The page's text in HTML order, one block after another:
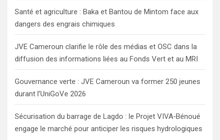
Santé et agriculture : Baka et Bantou de Mintom face aux
dangers des engrais chimiques
JVE Cameroun clarifie le rôle des médias et OSC dans la
diffusion des informations liées au Fonds Vert et au MRI
Gouvernance verte : JVE Cameroun va former 250 jeunes
durant l’UniGoVe 2026
Sécurisation du barrage de Lagdo : le Projet VIVA‑Bénoué
engage le marché pour anticiper les risques hydrologiques